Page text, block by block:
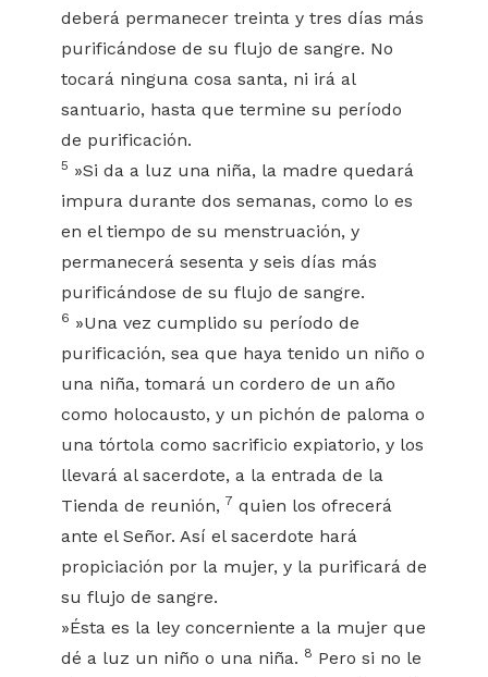
deberá permanecer treinta y tres días más
purificándose de su flujo de sangre. No
tocará ninguna cosa santa, ni irá al
santuario, hasta que termine su período
de purificación.
5 »Si da a luz una niña, la madre quedará
impura durante dos semanas, como lo es
en el tiempo de su menstruación, y
permanecerá sesenta y seis días más
purificándose de su flujo de sangre.
6 »Una vez cumplido su período de
purificación, sea que haya tenido un niño o
una niña, tomará un cordero de un año
como holocausto, y un pichón de paloma o
una tórtola como sacrificio expiatorio, y los
llevará al sacerdote, a la entrada de la
Tienda de reunión, 7 quien los ofrecerá
ante el Señor. Así el sacerdote hará
propiciación por la mujer, y la purificará de
su flujo de sangre.
»Ésta es la ley concerniente a la mujer que
dé a luz un niño o una niña. 8 Pero si no le